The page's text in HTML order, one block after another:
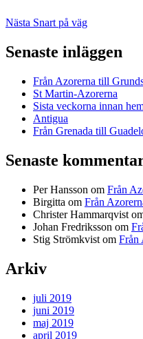
Nästa Snart på väg
Senaste inläggen
Från Azorerna till
St Martin-Azorerna
Sista veckorna innan
Antigua
Från Grenada till
Senaste
Per Hansson om Från
Birgitta om Från
Christer Hammarqvist
Johan Fredriksson om
Stig Strömkvist om Från
Arkiv
juli 2019
juni 2019
maj 2019
april 2019